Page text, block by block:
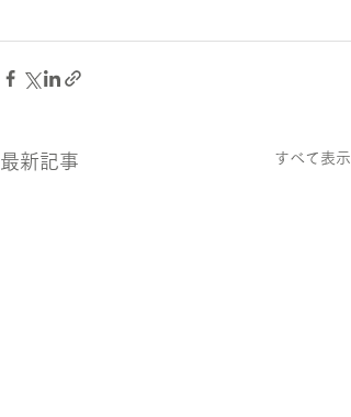
最新記事 すべて表示